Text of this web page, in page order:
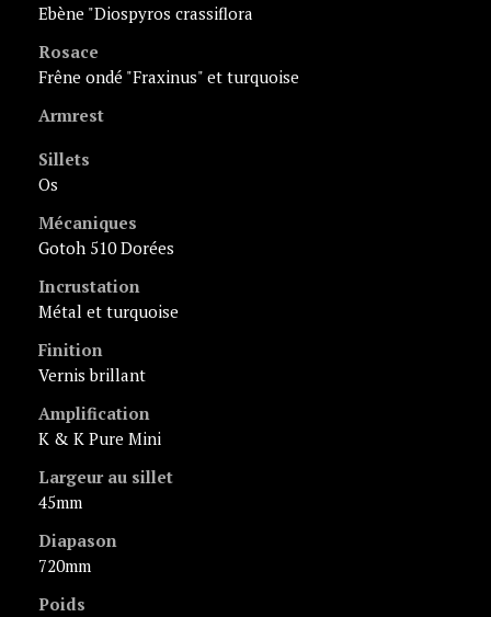
Ebène "Diospyros crassiflora
Rosace
Frêne ondé "Fraxinus" et turquoise
Armrest
Sillets
Os
Mécaniques
Gotoh 510 Dorées
Incrustation
métal et turquoise
Finition
vernis brillant
Amplification
K & K Pure Mini
Largeur au sillet
45mm
Diapason
720mm
Poids